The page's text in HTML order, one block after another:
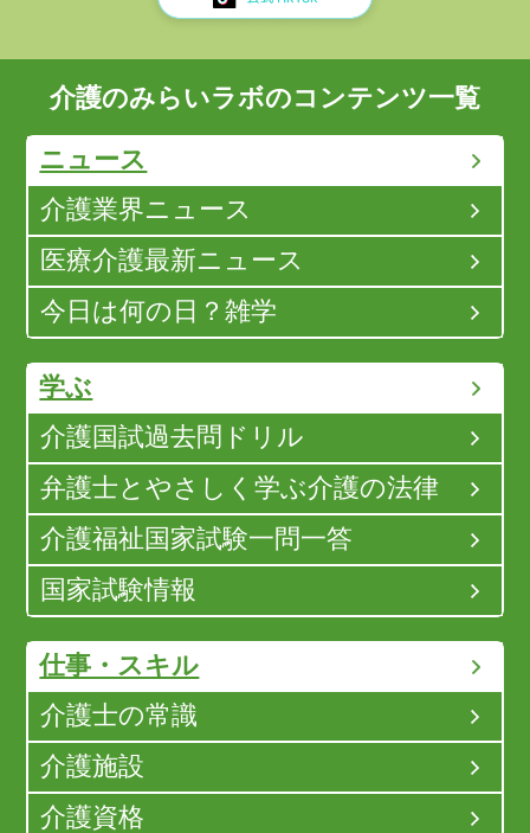
介護のみらいラボのコンテンツ一覧
ニュース
介護業界ニュース
医療介護最新ニュース
今日は何の日？雑学
学ぶ
介護国試過去問ドリル
弁護士とやさしく学ぶ介護の法律
介護福祉国家試験一問一答
国家試験情報
仕事・スキル
介護士の常識
介護施設
介護資格